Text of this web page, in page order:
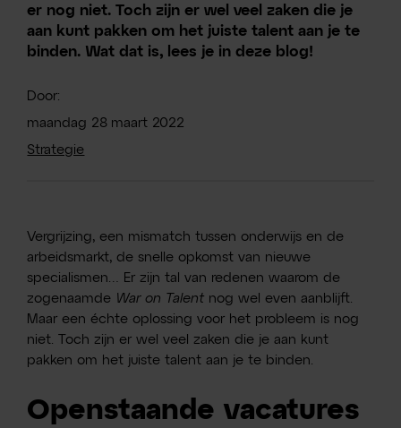
er nog niet. Toch zijn er wel veel zaken die je
aan kunt pakken om het juiste talent aan je te
binden. Wat dat is, lees je in deze blog!
Door:
maandag 28 maart 2022
Strategie
Vergrijzing, een mismatch tussen onderwijs en de
arbeidsmarkt, de snelle opkomst van nieuwe
specialismen… Er zijn tal van redenen waarom de
zogenaamde War on Talent nog wel even aanblijft.
Maar een échte oplossing voor het probleem is nog
niet. Toch zijn er wel veel zaken die je aan kunt
pakken om het juiste talent aan je te binden.
Openstaande vacatures